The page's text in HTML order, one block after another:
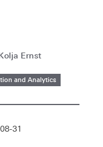
Ernst
and Analytics
31